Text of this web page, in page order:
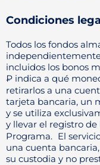
Condiciones
Todos los fondos
incluidos los bonos
₽ indica a qué
retirarlos a una
tarjeta bancaria, un
y se utiliza
y llevar el registro
Programa. El
una cuenta
su custodia y no